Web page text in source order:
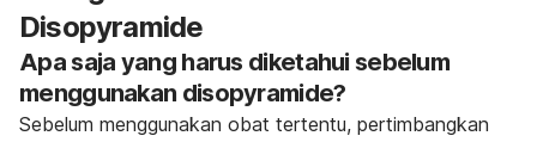
Disopyramide
Apa saja yang harus diketahui sebelum
menggunakan disopyramide?
Sebelum menggunakan obat tertentu, pertimbangkan